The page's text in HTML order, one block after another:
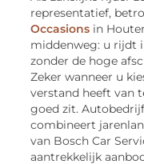
representatief,
Occasions in
middenweg: u rijdt
zonder de hoge
Zeker wanneer u
verstand heeft van
goed zit.
combineert
van Bosch Car
aantrekkelijk